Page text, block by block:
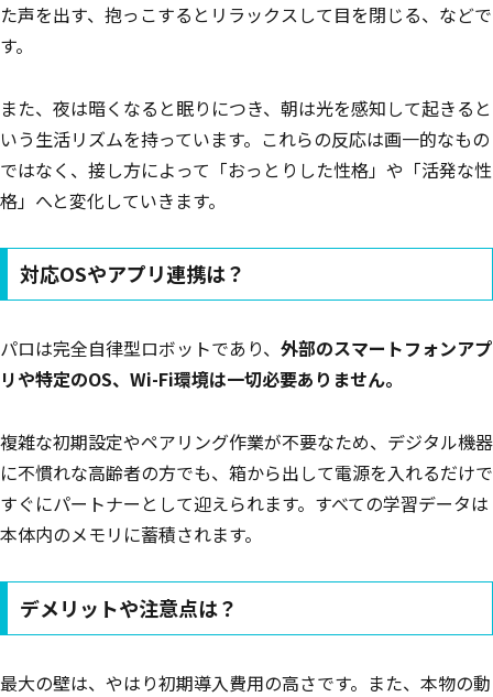
た声を出す、抱っこするとリラックスして目を閉じる、などで
す。
また、夜は暗くなると眠りにつき、朝は光を感知して起きると
いう生活リズムを持っています。これらの反応は画一的なもの
ではなく、接し方によって「おっとりした性格」や「活発な性
格」へと変化していきます。
対応OSやアプリ連携は？
パロは完全自律型ロボットであり、 外部のスマートフォンアプ
リや特定のOS、Wi-Fi環境は一切必要ありません。
複雑な初期設定やペアリング作業が不要なため、デジタル機器
に不慣れな高齢者の方でも、箱から出して電源を入れるだけで
すぐにパートナーとして迎えられます。すべての学習データは
本体内のメモリに蓄積されます。
デメリットや注意点は？
最大の壁は、やはり初期導入費用の高さです。また、本物の動